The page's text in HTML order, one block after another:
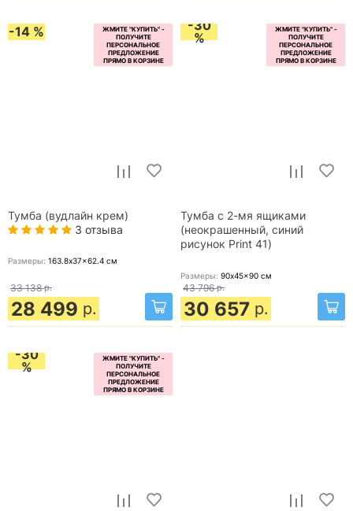
-14 %
Тумба (вудлайн крем)
3 отзыва
Размеры: 163.8x37x62.4 см
33 138 р.
28 499 р.
-30
%
Тумба с 2-мя ящиками
(неокрашенный, синий
рисунок Print 41)
Размеры: 90x45x90 см
43 796 р.
30 657 р.
-30
%